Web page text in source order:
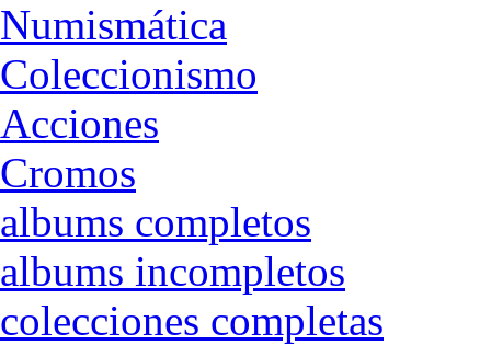
Numismática
Coleccionismo
Acciones
Cromos
albums completos
albums incompletos
colecciones completas